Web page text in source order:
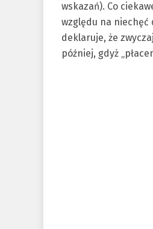
wskazań). Co
względu na niechęć
deklaruje, że
później, gdyż